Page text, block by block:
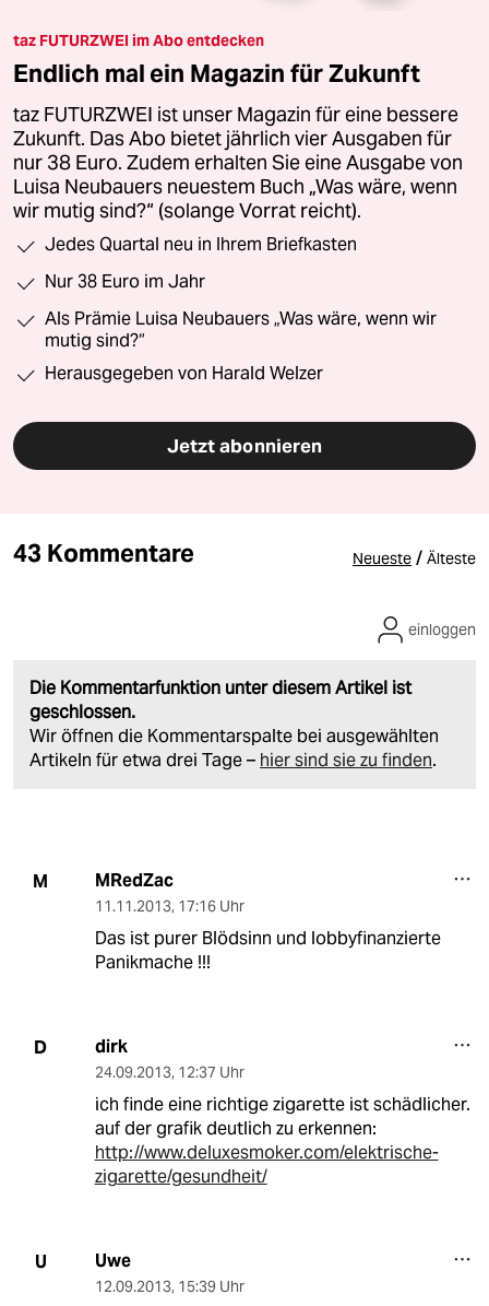
taz FUTURZWEI im Abo entdecken
Endlich mal ein Magazin für Zukunft
taz FUTURZWEI ist unser Magazin für eine bessere
Zukunft. Das Abo bietet jährlich vier Ausgaben für
nur 38 Euro. Zudem erhalten Sie eine Ausgabe von
Luisa Neubauers neuestem Buch „Was wäre, wenn
wir mutig sind?“ (solange Vorrat reicht).
Jedes Quartal neu in Ihrem Briefkasten
Nur 38 Euro im Jahr
Als Prämie Luisa Neubauers „Was wäre, wenn wir
mutig sind?“
Herausgegeben von Harald Welzer
Jetzt abonnieren
43 Kommentare Neueste / Älteste
Die Kommentarfunktion unter diesem Artikel ist
geschlossen.
Wir öffnen die Kommentarspalte bei ausgewählten
Artikeln für etwa drei Tage – hier sind sie zu finden.
einloggen
M MRedZac
11.11.2013, 17:16 Uhr
Das ist purer Blödsinn und lobbyfinanzierte
Panikmache !!!
D dirk
24.09.2013, 12:37 Uhr
ich finde eine richtige zigarette ist schädlicher.
auf der grafik deutlich zu erkennen:
http://www.deluxesmoker.com/elektrische-
zigarette/gesundheit/
U Uwe
12.09.2013, 15:39 Uhr